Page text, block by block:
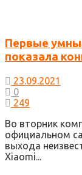
Первые
показала
23.09.2021
0
249
Во вторник
официальном
выхода
Xiaomi...